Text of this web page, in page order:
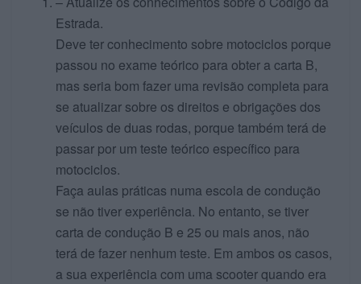
Estrada.
Deve ter conhecimento sobre motociclos porque
passou no exame teórico para obter a carta B,
mas seria bom fazer uma revisão completa para
se atualizar sobre os direitos e obrigações dos
veículos de duas rodas, porque também terá de
passar por um teste teórico específico para
motociclos.
Faça aulas práticas numa escola de condução
se não tiver experiência. No entanto, se tiver
carta de condução B e 25 ou mais anos, não
terá de fazer nenhum teste. Em ambos os casos,
a sua experiência com uma scooter quando era